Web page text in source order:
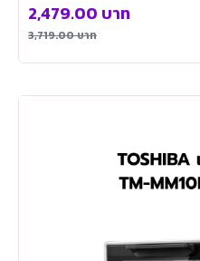
3,719.00บาท
2,479.00 บาท